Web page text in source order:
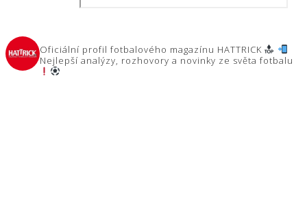
Oficiální profil fotbalového magazínu HATTRICK
Nejlepší analýzy, rozhovory a novinky ze světa fotbalu